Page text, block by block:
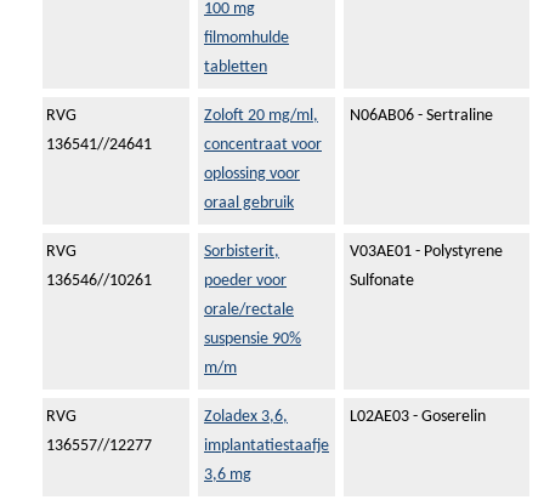
100 mg
filmomhulde
tabletten
RVG
136541//24641
Zoloft 20 mg/ml,
concentraat voor
oplossing voor
oraal gebruik
N06AB06 - Sertraline
RVG
136546//10261
Sorbisterit,
poeder voor
orale/rectale
suspensie 90%
m/m
V03AE01 - Polystyrene
Sulfonate
RVG
136557//12277
Zoladex 3,6,
implantatiestaafje
3,6 mg
L02AE03 - Goserelin